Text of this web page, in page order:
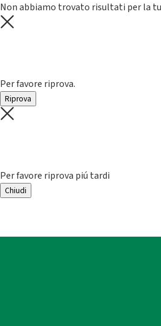
Non abbiamo trovato risultati per la
Per favore riprova.
Riprova
Per favore riprova piú tardi
Chiudi